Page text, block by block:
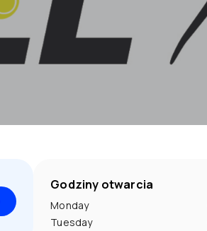
Godziny otwarcia
Monday
Tuesday